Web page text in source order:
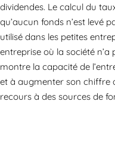
dividendes. Le calcul du
qu’aucun fonds n’est levé
utilisé dans les petites
entreprise où la société n’a
montre la capacité de
et à augmenter son chiffre
recours à des sources de